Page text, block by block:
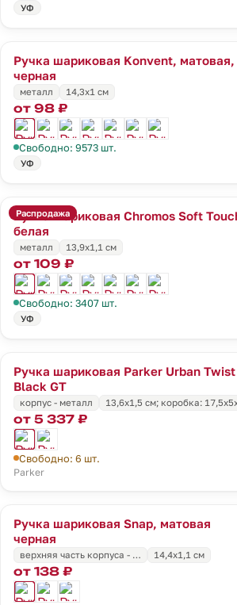
УФ
Ручка шариковая Konvent, матовая,
черная
металл 14,3х1 см
от 98 ₽
Свободно: 9573 шт.
УФ
Распродажа
Ручка шариковая Chromos Soft
белая
металл 13,9х1,1 см
от 109 ₽
Свободно: 3407 шт.
УФ
Ручка шариковая Parker Urban Twist
Black GT
корпус - металл 13,6х1,5 см; коробка:
от 5 337 ₽
Свободно: 6 шт.
Parker
Ручка шариковая Snap, матовая
черная
верхняя часть корпуса - … 14,4x1,1 см
от 138 ₽